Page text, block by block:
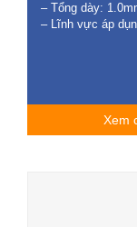
– Tổng dày:
– Lĩnh vực áp
Xem